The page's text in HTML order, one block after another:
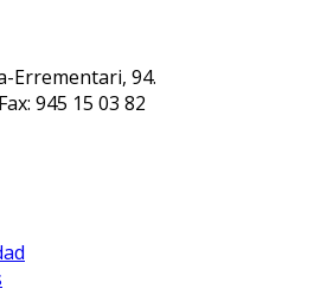
Errementari, 94.
945 15 03 82